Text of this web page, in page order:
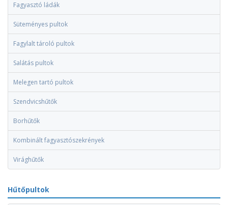
Fagyasztó ládák
Süteményes pultok
Fagylalt tároló pultok
Salátás pultok
Melegen tartó pultok
Szendvicshűtők
Borhűtők
Kombinált fagyasztószekrények
Virághűtők
Hűtőpultok